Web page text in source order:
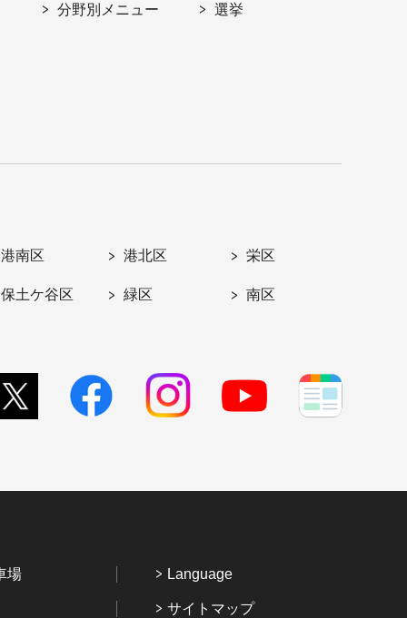
分野別メニュー 選挙
港南区 港北区 栄区
保土ケ谷区 緑区 南区
場 Language
サイトマップ